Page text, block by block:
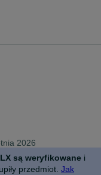
2026
są weryfikowane i
przedmiot. Jak